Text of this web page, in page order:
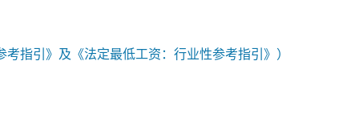
指引》及《法定最低工资：行业性参考指引》）